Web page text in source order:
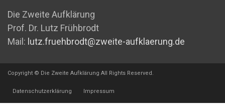
Die Zweite Aufklärung
Prof. Dr. Lutz Frühbrodt
Mail: lutz.fruehbrodt@zweite-aufklaerung.de
Copyright © Die Zweite Aufklärung All Rights Reserved.
Datenschutzerklärung Impressum